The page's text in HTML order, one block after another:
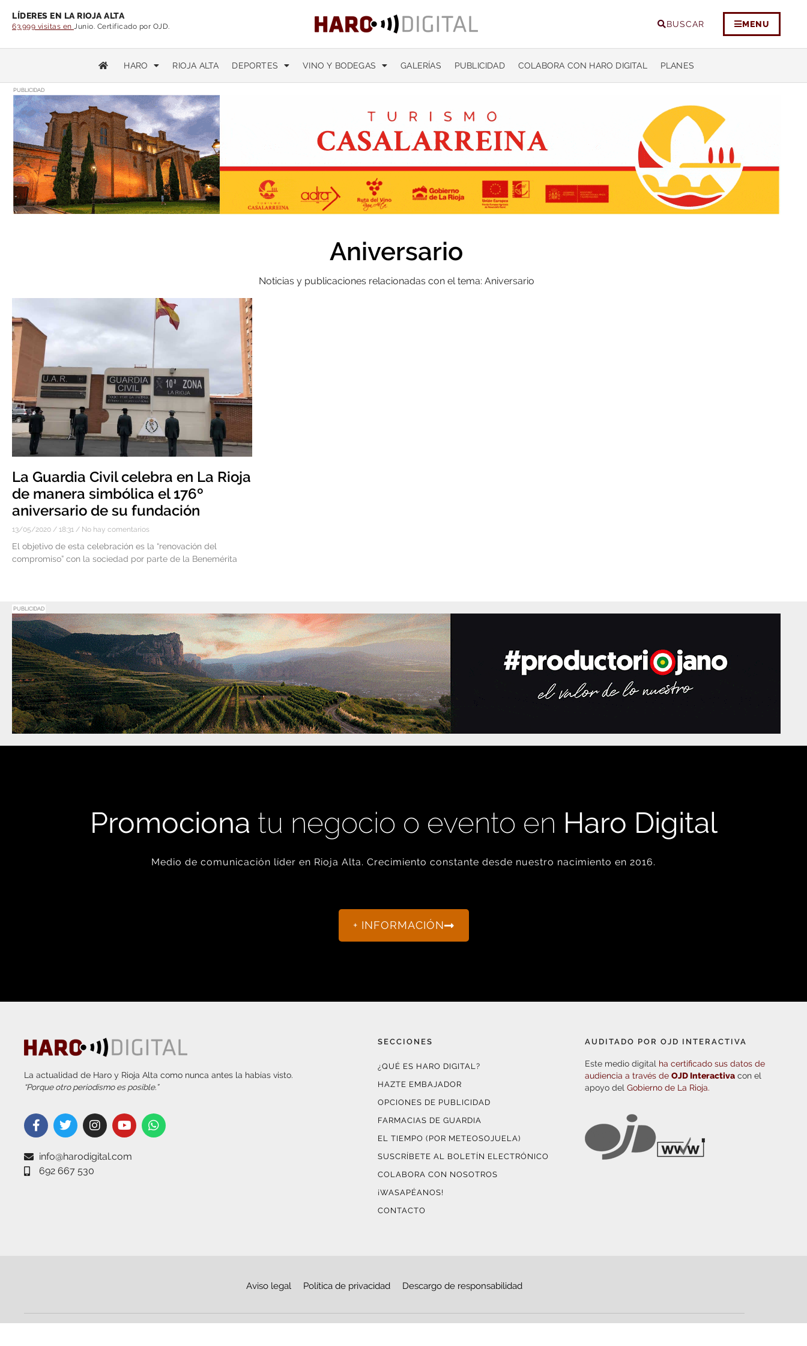
LÍDERES EN LA RIOJA ALTA
63.999 visitas en Junio. Certificado por OJD. BUSCAR MENU
HARO RIOJA ALTA DEPORTES VINO Y BODEGAS GALERÍAS PUBLICIDAD COLABORA CON HARO DIGITAL PLANES
PUBLICIDAD
Aniversario
Noticias y publicaciones relacionadas con el tema: Aniversario
La Guardia Civil celebra en La Rioja
de manera simbólica el 176º
aniversario de su fundación
13/05/2020 18:31 No hay comentarios
El objetivo de esta celebración es la “renovación del
compromiso” con la sociedad por parte de la Benemérita
PUBLICIDAD
Promociona tu negocio o evento en Haro Digital
Medio de comunicación líder en Rioja Alta. Crecimiento constante desde nuestro nacimiento en 2016.
+ INFORMACIÓN
La actualidad de Haro y Rioja Alta como nunca antes la habías visto.
“Porque otro periodismo es posible.”
info@harodigital.com
692 667 530
SECCIONES
¿QUÉ ES HARO DIGITAL?
HAZTE EMBAJADOR
OPCIONES DE PUBLICIDAD
FARMACIAS DE GUARDIA
EL TIEMPO (POR METEOSOJUELA)
SUSCRÍBETE AL BOLETÍN ELECTRÓNICO
COLABORA CON NOSOTROS
¡WASAPÉANOS!
CONTACTO
AUDITADO POR OJD INTERACTIVA
Este medio digital ha certificado sus datos de
audiencia a través deOJD Interactiva con el
apoyo delGobierno de La Rioja.
Aviso legal Política de privacidad Descargo de responsabilidad